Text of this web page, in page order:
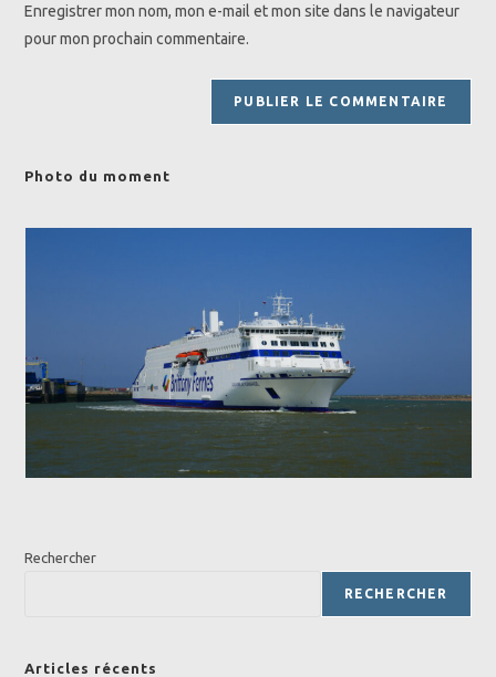
Enregistrer mon nom, mon e-mail et mon site dans le navigateur
pour mon prochain commentaire.
Photo du moment
Rechercher
RECHERCHER
Articles récents